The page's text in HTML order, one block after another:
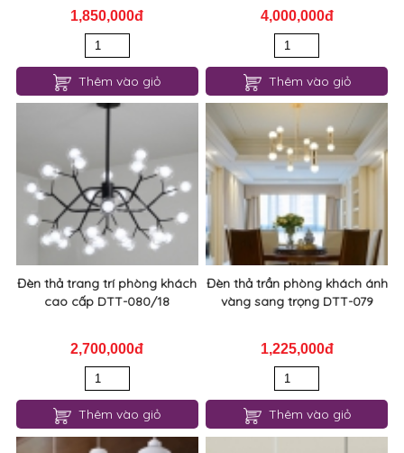
1,850,000đ
Thêm vào giỏ
4,000,000đ
Thêm vào giỏ
Đèn thả trang trí phòng khách
cao cấp DTT-080/18
2,700,000đ
Thêm vào giỏ
Đèn thả trần phòng khách ánh
vàng sang trọng DTT-079
1,225,000đ
Thêm vào giỏ